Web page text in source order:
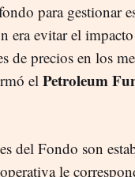
para gestionar
era evitar el
de precios en los
el Petroleum
del Fondo son
le